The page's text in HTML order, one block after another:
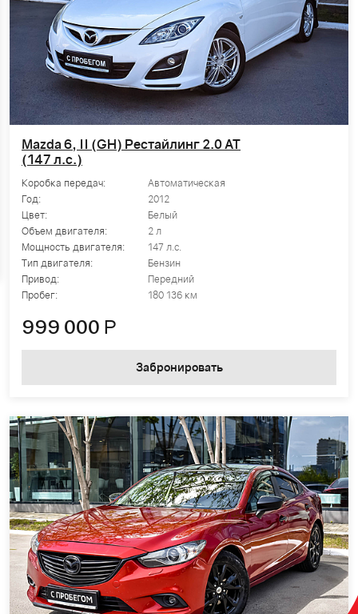
Mazda 6, II (GH) Рестайлинг 2.0 AT
(147 л.с.)
Коробка передач:
Автоматическая
Год:
2012
Цвет:
Белый
Объем двигателя:
2 л
Мощность двигателя:
147 л.с.
Тип двигателя:
Бензин
Привод:
Передний
Пробег:
180 136 км
999 000 Р
Забронировать